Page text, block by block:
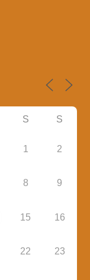
S S
1 2
8 9
15 16
22 23